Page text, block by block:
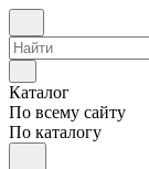
Каталог
По всему сайту
По каталогу